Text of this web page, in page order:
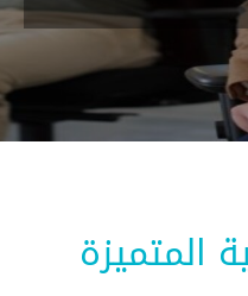
المتميزة